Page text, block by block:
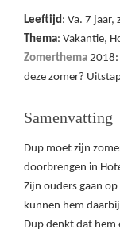
Leeftijd: Va. 7 jaar,
Thema: Vakantie,
Zomerthema 2018:
deze zomer?
Samenvatting
Dup moet zijn
doorbrengen in
Zijn ouders gaan op
kunnen hem
Dup denkt dat hem